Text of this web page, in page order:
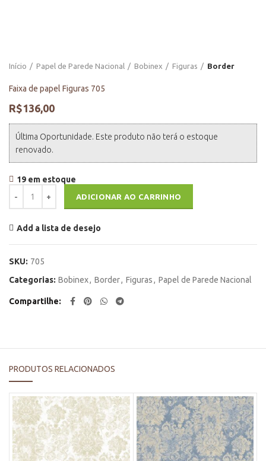
Início Papel de Parede Nacional Bobinex Figuras Border
Faixa de papel Figuras 705
R$136,00
Última Oportunidade. Este produto não terá o estoque
renovado.
19 em estoque
ADICIONAR AO CARRINHO
Add a lista de desejo
SKU: 705
Categorias: Bobinex, Border, Figuras, Papel de Parede Nacional
Compartilhe
PRODUTOS RELACIONADOS